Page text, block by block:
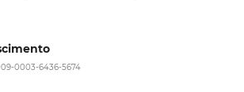
0003-6436-5674